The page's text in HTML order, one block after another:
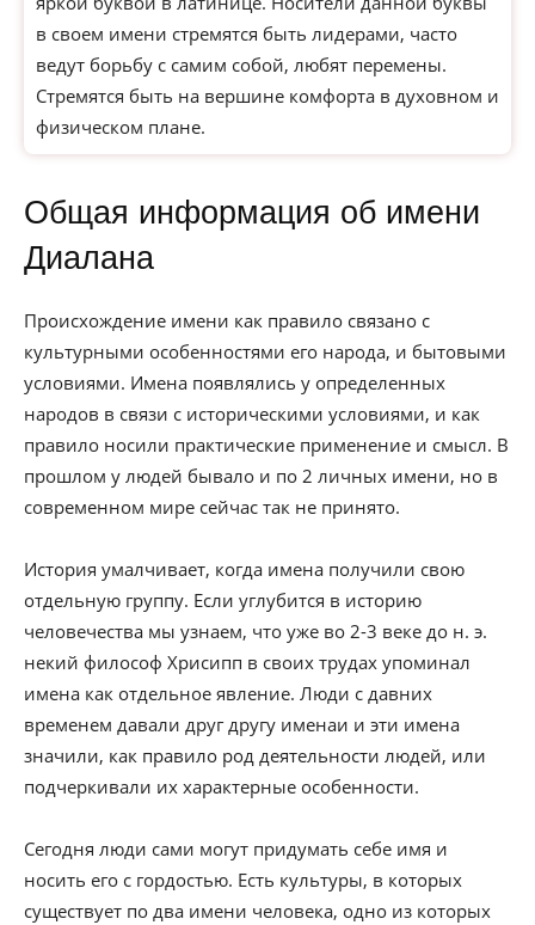
в своем имени стремятся быть лидерами, часто
ведут борьбу с самим собой, любят перемены.
Стремятся быть на вершине комфорта в духовном и
физическом плане.
Общая информация об имени
Диалана
Происхождение имени как правило связано с
культурными особенностями его народа, и бытовыми
условиями. Имена появлялись у определенных
народов в связи с историческими условиями, и как
правило носили практические применение и смысл. В
прошлом у людей бывало и по 2 личных имени, но в
современном мире сейчас так не принято.
История умалчивает, когда имена получили свою
отдельную группу. Если углубится в историю
человечества мы узнаем, что уже во 2-3 веке до н. э.
некий философ Хрисипп в своих трудах упоминал
имена как отдельное явление. Люди с давних
временем давали друг другу именаи и эти имена
значили, как правило род деятельности людей, или
подчеркивали их характерные особенности.
Сегодня люди сами могут придумать себе имя и
носить его с гордостью. Есть культуры, в которых
существует по два имени человека, одно из которых